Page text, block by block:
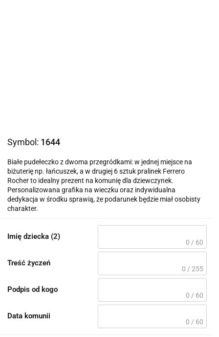
Symbol: 1644
Białe pudełeczko z dwoma przegródkami: w jednej miejsce na
biżuterię np. łańcuszek, a w drugiej 6 sztuk pralinek Ferrero
Rocher to idealny prezent na komunię dla dziewczynek.
Personalizowana grafika na wieczku oraz indywidualna
dedykacja w środku sprawią, że podarunek będzie miał osobisty
charakter.
Imię dziecka (2)
0 / 60
Treść życzeń
0 / 255
Podpis od kogo
0 / 60
Data komunii
0 / 60